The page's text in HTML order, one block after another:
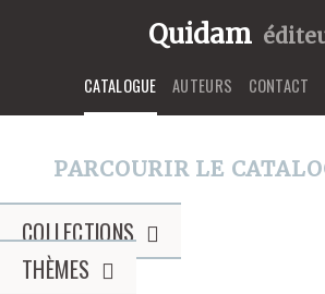
Quidam
CATALOGUE AUTEURS CONTACT
PARCOURIR LE
COLLECTIONS
THÈMES